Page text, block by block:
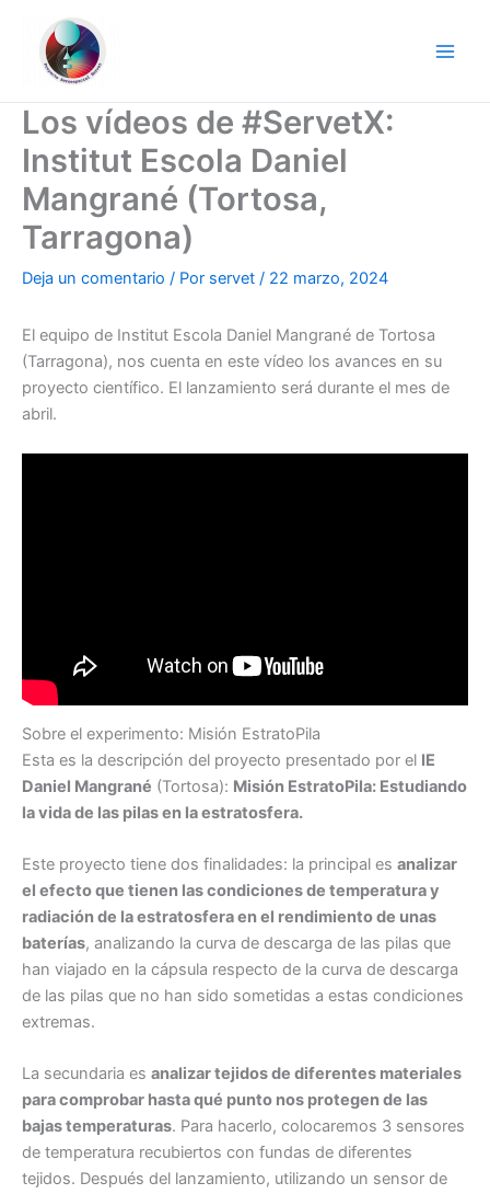
contenido
Los vídeos de #ServetX:
Institut Escola Daniel
Mangrané (Tortosa,
Tarragona)
Deja un comentario / Por servet / 22 marzo, 2024
El equipo de Institut Escola Daniel Mangrané de Tortosa
(Tarragona), nos cuenta en este vídeo los avances en su
proyecto científico. El lanzamiento será durante el mes de
abril.
Sobre el experimento: Misión EstratoPila
Esta es la descripción del proyecto presentado por el IE
Daniel Mangrané (Tortosa): Misión EstratoPila: Estudiando
la vida de las pilas en la estratosfera.
Este proyecto tiene dos finalidades: la principal es analizar
el efecto que tienen las condiciones de temperatura y
radiación de la estratosfera en el rendimiento de unas
baterías, analizando la curva de descarga de las pilas que
han viajado en la cápsula respecto de la curva de descarga
de las pilas que no han sido sometidas a estas condiciones
extremas.
La secundaria es analizar tejidos de diferentes materiales
para comprobar hasta qué punto nos protegen de las
bajas temperaturas. Para hacerlo, colocaremos 3 sensores
de temperatura recubiertos con fundas de diferentes
tejidos. Después del lanzamiento, utilizando un sensor de